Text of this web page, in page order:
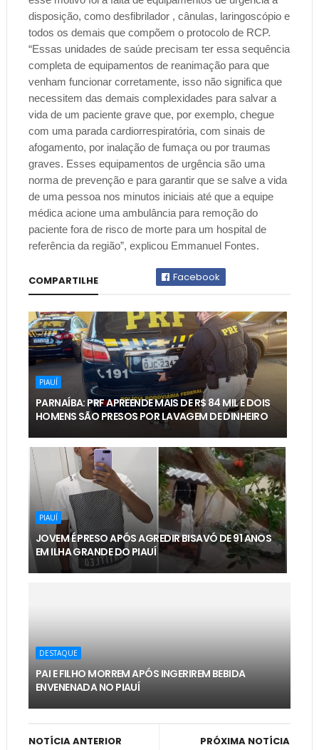
disposição, como desfibrilador , cânulas, laringoscópio e
todos os demais que compõem o protocolo de RCP.
“Essas unidades de saúde precisam ter essa sequência
completa de equipamentos de reanimação para que
venham funcionar corretamente, isso não significa que
necessitem das demais complexidades para salvar a
vida de um paciente grave que, por exemplo, chegue
com uma parada cardiorrespiratória, com sinais de
afogamento, por inalação de fumaça ou por traumas
graves. Esses equipamentos de urgência são uma
norma de prevenção e para garantir que se salve a vida
de uma pessoa nos minutos iniciais até que a equipe
médica acione uma ambulância para remoção do
paciente fora de risco de morte para um hospital de
referência da região”, explicou Emmanuel Fontes.
COMPARTILHE Facebook
PIAUÍ
PARNAÍBA: PRF APREENDE MAIS DE R$ 84 MIL E DOIS
HOMENS SÃO PRESOS POR LAVAGEM DE DINHEIRO
PIAUÍ
JOVEM É PRESO APÓS AGREDIR BISAVÓ DE 91 ANOS
EM ILHA GRANDE DO PIAUÍ
DESTAQUE
PAI E FILHO MORREM APÓS INGERIREM BEBIDA
ENVENENADA NO PIAUÍ
PRÓXIMA NOTÍCIA
NOTÍCIA ANTERIOR